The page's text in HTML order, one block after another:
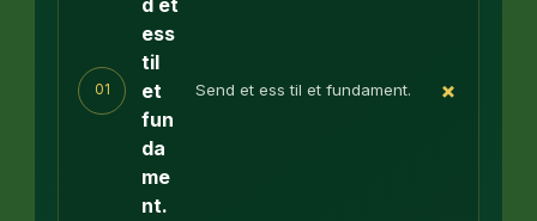
01
ess
til
et
fun
da
me
nt.
Send et ess til et fundament. +